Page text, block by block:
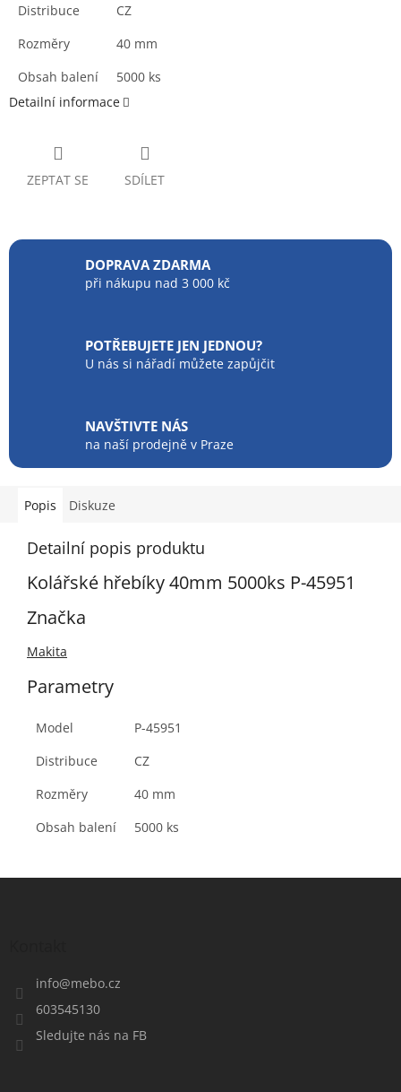
Distribuce
CZ
Rozměry
40 mm
Obsah balení
5000 ks
Detailní informace
ZEPTAT SE SDÍLET
DOPRAVA ZDARMA
při nákupu nad 3 000 kč
POTŘEBUJETE JEN JEDNOU?
U nás si nářadí můžete zapůjčit
NAVŠTIVTE NÁS
na naší prodejně v Praze
Popis Diskuze
Detailní popis produktu
Kolářské hřebíky 40mm 5000ks P-45951
Značka
Makita
Parametry
Model
P-45951
Distribuce
CZ
Rozměry
40 mm
Obsah balení
5000 ks
info@mebo.cz
603545130
Sledujte nás na FB